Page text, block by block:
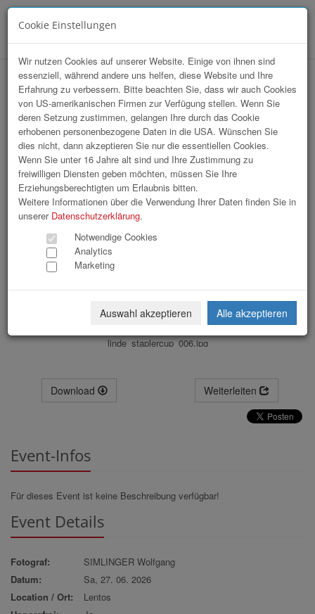
14. Linde Staplercup
linde_staplercup_006.jpg
Download Weiterleiten
Event-Infos
Für dieses Event ist keine Beschreibung verfügbar!
Event Details
Fotograf:
SIMLINGER Wolfgang
Datum:
Sa, 27. 06. 2026
Location / Ort:
Lentos
Cookie Einstellungen
Wir nutzen Cookies auf unserer Website. Einige von ihnen sind
essenziell, während andere uns helfen, diese Website und Ihre
Erfahrung zu verbessern. Bitte beachten Sie, dass wir auch Cookies
von US-amerikanischen Firmen zur Verfügung stellen. Wenn Sie
deren Setzung zustimmen, gelangen Ihre durch das Cookie
erhobenen personenbezogene Daten in die USA. Wünschen Sie
dies nicht, dann akzeptieren Sie nur die essentiellen Cookies.
Wenn Sie unter 16 Jahre alt sind und Ihre Zustimmung zu
freiwilligen Diensten geben möchten, müssen Sie Ihre
Erziehungsberechtigten um Erlaubnis bitten.
Weitere Informationen über die Verwendung Ihrer Daten finden Sie in
unserer Datenschutzerklärung.
Notwendige Cookies
Analytics
Marketing
Auswahl akzeptieren Alle akzeptieren